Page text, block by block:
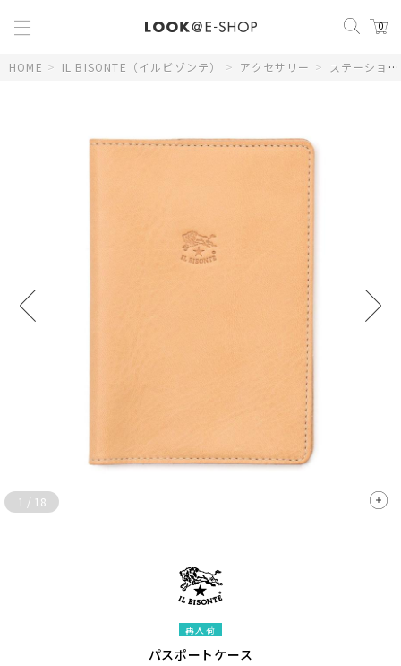
0
HOME > IL BISONTE（イルビゾンテ） > アクセサリー > ステーショナリー
1 / 18
再入荷
パスポートケース